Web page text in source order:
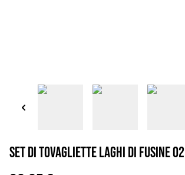
Set di tovagliette Laghi di Fusine 02